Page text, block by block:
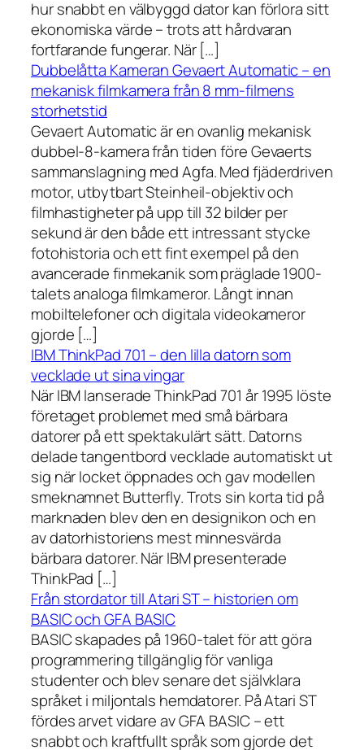
hur snabbt en välbyggd dator kan förlora sitt
ekonomiska värde – trots att hårdvaran
fortfarande fungerar. När […]
Dubbelåtta Kameran Gevaert Automatic – en
mekanisk filmkamera från 8 mm-filmens
storhetstid
Gevaert Automatic är en ovanlig mekanisk
dubbel-8-kamera från tiden före Gevaerts
sammanslagning med Agfa. Med fjäderdriven
motor, utbytbart Steinheil-objektiv och
filmhastigheter på upp till 32 bilder per
sekund är den både ett intressant stycke
fotohistoria och ett fint exempel på den
avancerade finmekanik som präglade 1900-
talets analoga filmkameror. Långt innan
mobiltelefoner och digitala videokameror
gjorde […]
IBM ThinkPad 701 – den lilla datorn som
vecklade ut sina vingar
När IBM lanserade ThinkPad 701 år 1995 löste
företaget problemet med små bärbara
datorer på ett spektakulärt sätt. Datorns
delade tangentbord vecklade automatiskt ut
sig när locket öppnades och gav modellen
smeknamnet Butterfly. Trots sin korta tid på
marknaden blev den en designikon och en
av datorhistoriens mest minnesvärda
bärbara datorer. När IBM presenterade
ThinkPad […]
Från stordator till Atari ST – historien om
BASIC och GFA BASIC
BASIC skapades på 1960-talet för att göra
programmering tillgänglig för vanliga
studenter och blev senare det självklara
språket i miljontals hemdatorer. På Atari ST
fördes arvet vidare av GFA BASIC – ett
snabbt och kraftfullt språk som gjorde det